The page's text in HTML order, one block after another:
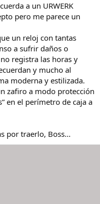
a un URWERK
pero me parece un
un reloj con tantas
a sufrir daños o
registra las horas y
y mucho al
moderna y estilizada.
zafiro a modo protección
en el perímetro de caja a
por traerlo, Boss…